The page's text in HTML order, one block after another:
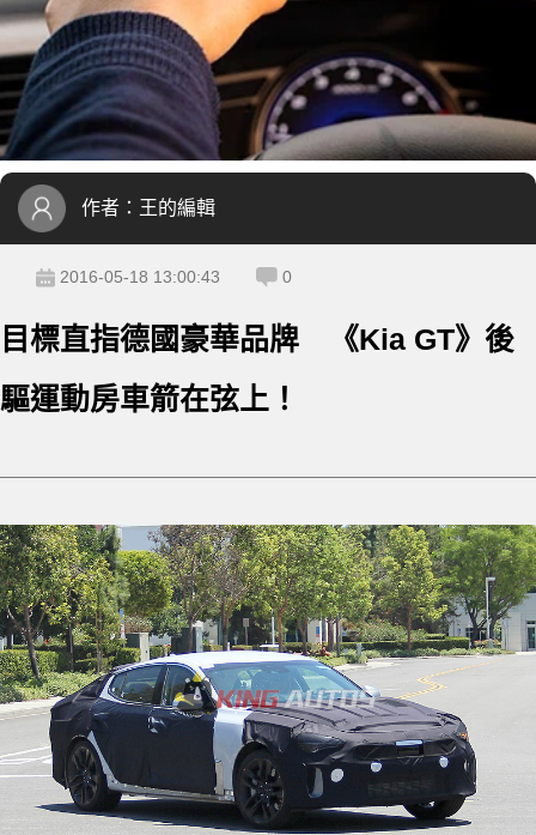
作者： 王的編輯
2016-05-18 13:00:43 0
目標直指德國豪華品牌 《Kia GT》後
驅運動房車箭在弦上！